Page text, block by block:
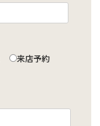
来店予約